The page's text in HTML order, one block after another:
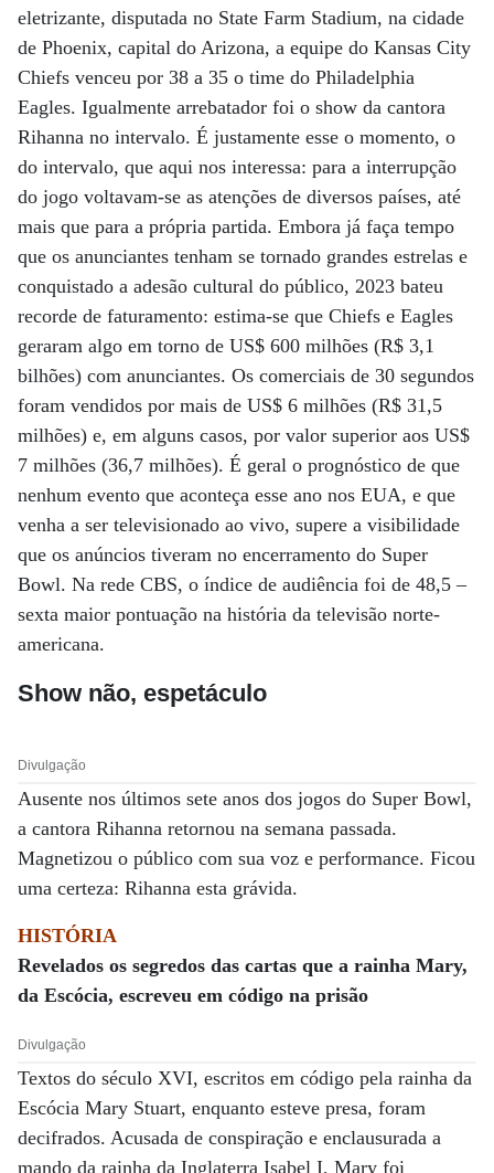
eletrizante, disputada no State Farm Stadium, na cidade
de Phoenix, capital do Arizona, a equipe do Kansas City
Chiefs venceu por 38 a 35 o time do Philadelphia
Eagles. Igualmente arrebatador foi o show da cantora
Rihanna no intervalo. É justamente esse o momento, o
do intervalo, que aqui nos interessa: para a interrupção
do jogo voltavam-se as atenções de diversos países, até
mais que para a própria partida. Embora já faça tempo
que os anunciantes tenham se tornado grandes estrelas e
conquistado a adesão cultural do público, 2023 bateu
recorde de faturamento: estima-se que Chiefs e Eagles
geraram algo em torno de US$ 600 milhões (R$ 3,1
bilhões) com anunciantes. Os comerciais de 30 segundos
foram vendidos por mais de US$ 6 milhões (R$ 31,5
milhões) e, em alguns casos, por valor superior aos US$
7 milhões (36,7 milhões). É geral o prognóstico de que
nenhum evento que aconteça esse ano nos EUA, e que
venha a ser televisionado ao vivo, supere a visibilidade
que os anúncios tiveram no encerramento do Super
Bowl. Na rede CBS, o índice de audiência foi de 48,5 –
sexta maior pontuação na história da televisão norte-
americana.
Show não, espetáculo
Divulgação
Ausente nos últimos sete anos dos jogos do Super Bowl,
a cantora Rihanna retornou na semana passada.
Magnetizou o público com sua voz e performance. Ficou
uma certeza: Rihanna esta grávida.
HISTÓRIA
Revelados os segredos das cartas que a rainha Mary,
da Escócia, escreveu em código na prisão
Divulgação
Textos do século XVI, escritos em código pela rainha da
Escócia Mary Stuart, enquanto esteve presa, foram
decifrados. Acusada de conspiração e enclausurada a
mando da rainha da Inglaterra Isabel I, Mary foi